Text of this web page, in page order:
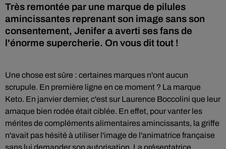
Très remontée par une marque de pilules
amincissantes reprenant son image sans son
consentement, Jenifer a averti ses fans de
l'énorme supercherie. On vous dit tout !
Une chose est sûre : certaines marques n'ont aucun
scrupule. En première ligne en ce moment ? La marque
Keto. En janvier dernier, c'est sur Laurence Boccolini que leur
arnaque bien rodée était ciblée. En effet, pour vanter les
mérites de compléments alimentaires amincissants, la griffe
n'avait pas hésité à utiliser l'image de l'animatrice française
sans lui demander son autorisation. La présentatrice